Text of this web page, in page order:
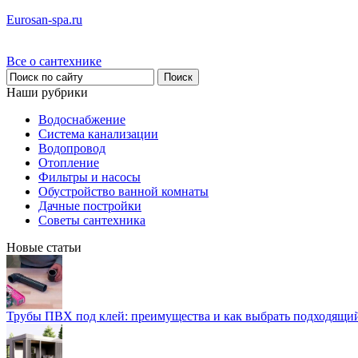
Eurosan-spa.ru
Все о сантехнике
Наши рубрики
Водоснабжение
Система канализации
Водопровод
Отопление
Фильтры и насосы
Обустройство ванной комнаты
Дачные постройки
Советы сантехника
Новые статьи
Трубы ПВХ под клей: преимущества и как выбрать